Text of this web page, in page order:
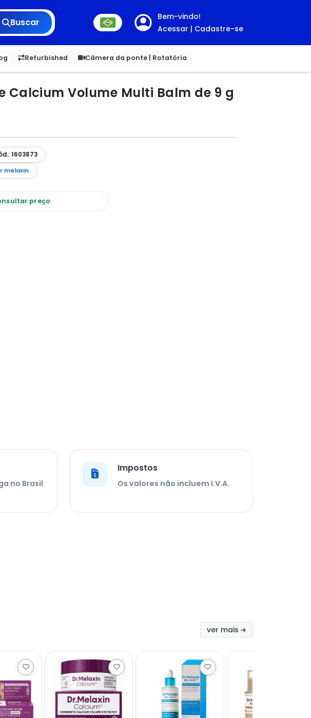
Buscar
Bem-vindo!
Acessar | Cadastre-se
Refurbished Câmera da ponte | Rotatória
5.20 1,900 1.00
Calcium Volume Multi Balm de 9 g
1603873
preço
no Brasil
Impostos
Os valores não incluem I.V.A.
ver mais